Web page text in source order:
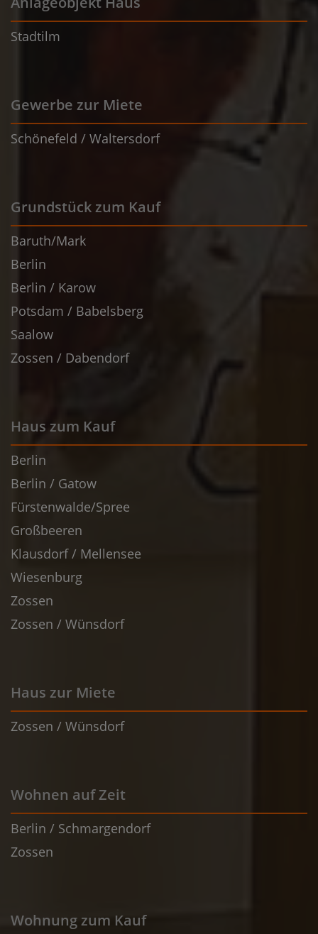
Stadtilm
Gewerbe zur Miete
Schönefeld / Waltersdorf
Grundstück zum Kauf
Baruth/Mark
Berlin
Berlin / Karow
Potsdam / Babelsberg
Saalow
Zossen / Dabendorf
Haus zum Kauf
Berlin
Berlin / Gatow
Fürstenwalde/Spree
Großbeeren
Klausdorf / Mellensee
Wiesenburg
Zossen
Zossen / Wünsdorf
Haus zur Miete
Zossen / Wünsdorf
Wohnen auf Zeit
Berlin / Schmargendorf
Zossen
Wohnung zum Kauf